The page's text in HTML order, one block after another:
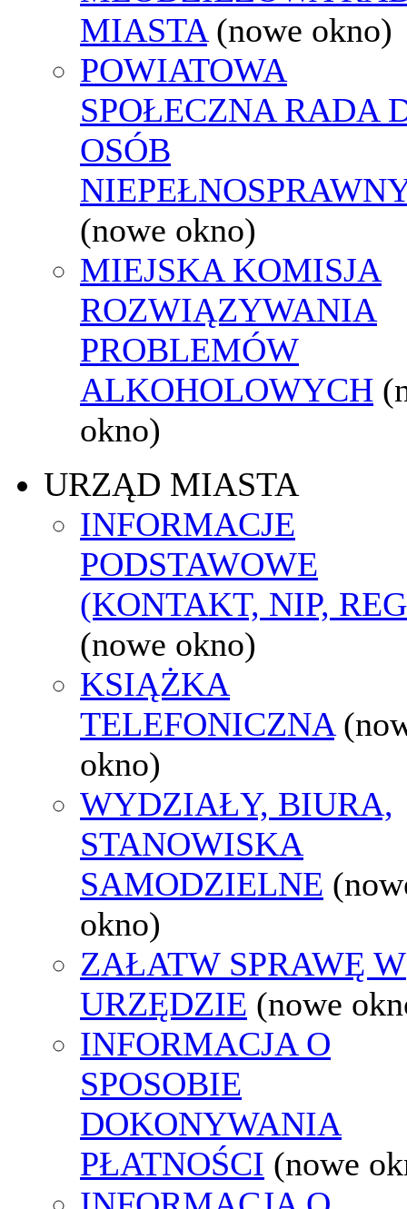
MIASTA (nowe okno)
POWIATOWA
SPOŁECZNA RADA
OSÓB
(nowe okno)
MIEJSKA KOMISJA
ROZWIĄZYWANIA
PROBLEMÓW
ALKOHOLOWYCH
okno)
URZĄD MIASTA
INFORMACJE
PODSTAWOWE
(KONTAKT, NIP,
(nowe okno)
KSIĄŻKA
TELEFONICZNA
okno)
WYDZIAŁY, BIURA,
STANOWISKA
SAMODZIELNE
okno)
ZAŁATW SPRAWĘ W
URZĘDZIE (nowe
INFORMACJA O
SPOSOBIE
DOKONYWANIA
PŁATNOŚCI (nowe